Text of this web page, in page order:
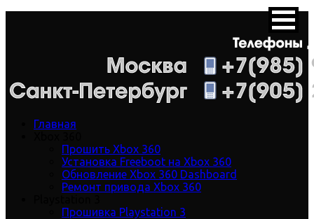
Главная
Прошить Xbox 360
Установка Freeboot на Xbox 360
Обновление Xbox 360 Dashboard
Ремонт привода Xbox 360
Прошивка Playstation 3